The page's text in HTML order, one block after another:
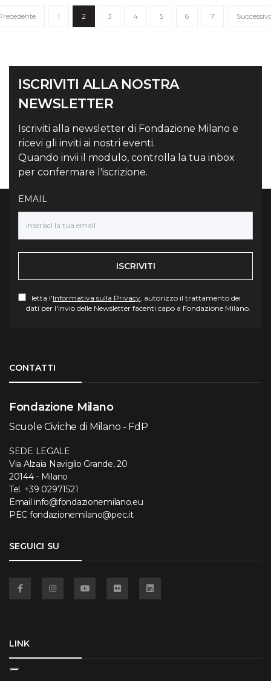
1 2 3 4 5 6 7 Successivo
ISCRIVITI ALLA NOSTRA
NEWSLETTER
Iscriviti alla newsletter di Fondazione Milano e
ricevi gli inviti ai nostri eventi.
Quando invii il modulo, controlla la tua inbox
per confermare l'iscrizione.
EMAIL
ISCRIVITI
letta l'Informativa sulla Privacy , autorizzo il trattamento dei
dati per l'invio delle Newsletter facenti capo a Fondazione Milano.
CONTATTI
Fondazione Milano
Scuole Civiche di Milano - FdP
SEDE LEGALE
Via Alzaia Naviglio Grande, 20
20144 - Milano
Tel. +39 02971521
Email info@fondazionemilano.eu
PEC fondazionemilano@pec.it
SEGUICI SU
LINK